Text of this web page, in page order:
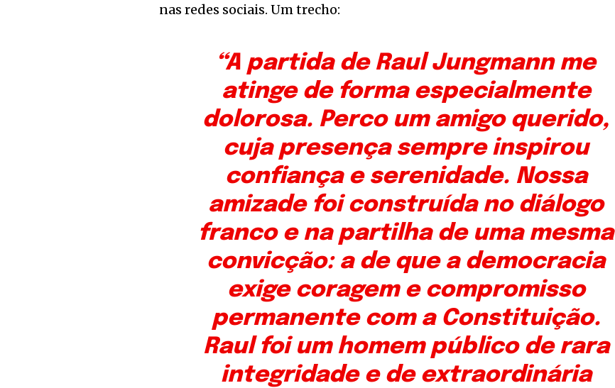
nas redes sociais. Um trecho:
“A partida de Raul Jungmann me
atinge de forma especialmente
dolorosa. Perco um amigo querido,
cuja presença sempre inspirou
confiança e serenidade. Nossa
amizade foi construída no diálogo
franco e na partilha de uma mesma
convicção: a de que a democracia
exige coragem e compromisso
permanente com a Constituição.
Raul foi um homem público de rara
integridade e de extraordinária